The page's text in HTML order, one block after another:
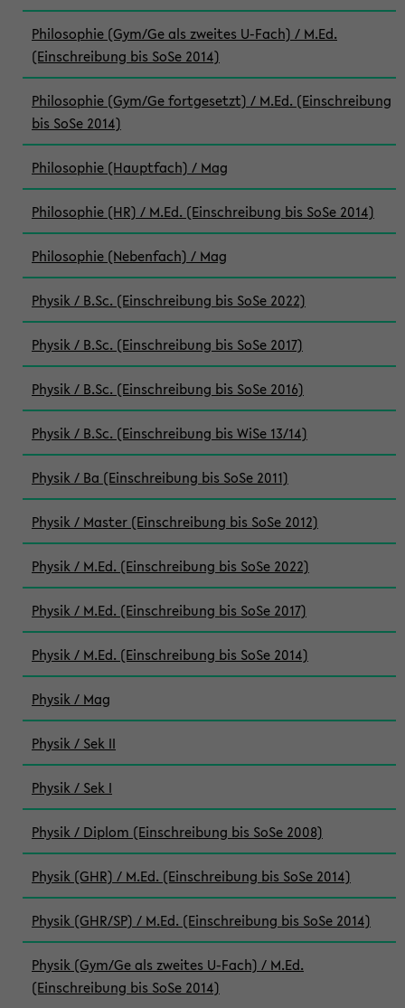
Philosophie (Gym/Ge als zweites U-Fach) / M.Ed.
(Einschreibung bis SoSe 2014)
Philosophie (Gym/Ge fortgesetzt) / M.Ed. (Einschreibung
bis SoSe 2014)
Philosophie (Hauptfach) / Mag
Philosophie (HR) / M.Ed. (Einschreibung bis SoSe 2014)
Philosophie (Nebenfach) / Mag
Physik / B.Sc. (Einschreibung bis SoSe 2022)
Physik / B.Sc. (Einschreibung bis SoSe 2017)
Physik / B.Sc. (Einschreibung bis SoSe 2016)
Physik / B.Sc. (Einschreibung bis WiSe 13/14)
Physik / Ba (Einschreibung bis SoSe 2011)
Physik / Master (Einschreibung bis SoSe 2012)
Physik / M.Ed. (Einschreibung bis SoSe 2022)
Physik / M.Ed. (Einschreibung bis SoSe 2017)
Physik / M.Ed. (Einschreibung bis SoSe 2014)
Physik / Mag
Physik / Sek II
Physik / Sek I
Physik / Diplom (Einschreibung bis SoSe 2008)
Physik (GHR) / M.Ed. (Einschreibung bis SoSe 2014)
Physik (GHR/SP) / M.Ed. (Einschreibung bis SoSe 2014)
Physik (Gym/Ge als zweites U-Fach) / M.Ed.
(Einschreibung bis SoSe 2014)